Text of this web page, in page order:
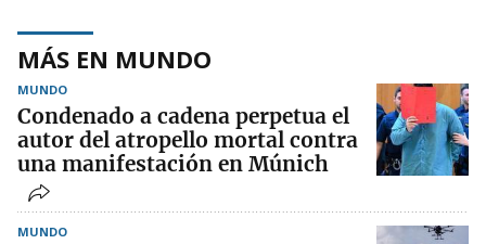
MÁS EN MUNDO
MUNDO
Condenado a cadena perpetua el
autor del atropello mortal contra
una manifestación en Múnich
MUNDO